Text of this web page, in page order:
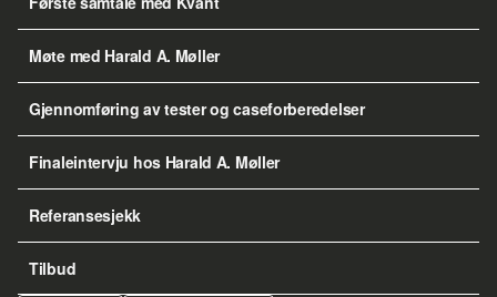
Møte med Harald A. Møller
Gjennomføring av tester og caseforberedelser
Finaleintervju hos Harald A. Møller
Referansesjekk
Tilbud